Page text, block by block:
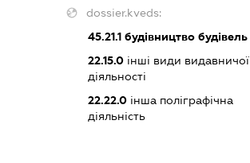
dossier.kveds:
45.21.1 будівництво будівель
22.15.0 інші види видавничої
діяльності
22.22.0 інша поліграфічна
діяльність